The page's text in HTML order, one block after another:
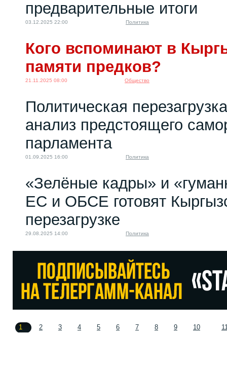
предварительные итоги
03.12.2025 22:00 Политика
Кого вспоминают в
памяти предков?
21.11.2025 08:00 Общество
Политическая
анализ предстоящего
парламента
01.09.2025 16:00 Политика
«Зелёные кадры» и
ЕС и ОБСЕ готовят
перезагрузке
29.08.2025 14:00 Политика
1 2 3 4 5 6 7 8 9 10